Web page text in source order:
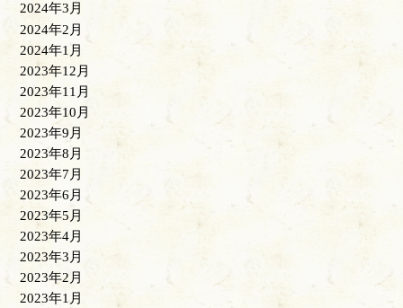
2024年3月
2024年2月
2024年1月
2023年12月
2023年11月
2023年10月
2023年9月
2023年8月
2023年7月
2023年6月
2023年5月
2023年4月
2023年3月
2023年2月
2023年1月